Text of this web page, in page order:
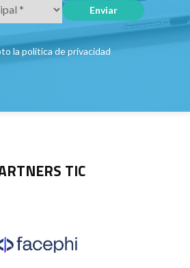
la política de privacidad
TIC